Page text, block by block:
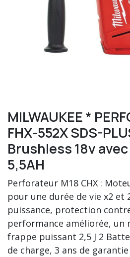
MILWAUKEE *
FHX-552X SDS-
Brushless 18v
5,5AH
Perforateur M18 CHX :
pour une durée de vie x2 et
puissance, protection
performance améliorée, un
frappe puissant 2,5 J 2
de charge, 3 ans de